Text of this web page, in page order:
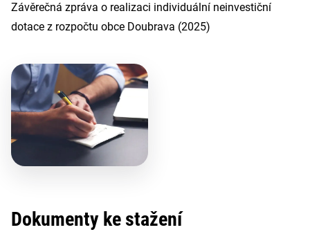
Závěrečná zpráva o realizaci individuální neinvestiční
dotace z rozpočtu obce Doubrava (2025)
Dokumenty ke stažení